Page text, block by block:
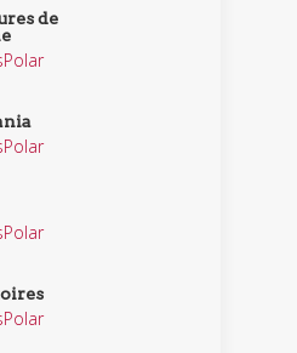
de